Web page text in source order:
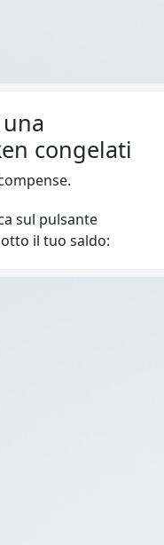
congelati
sul pulsante
il tuo saldo: